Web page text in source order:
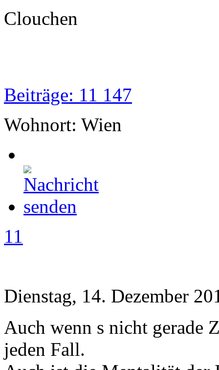
Clouchen
Beiträge: 11 147
Wohnort: Wien
11
Dienstag, 14. Dezember
Auch wenn s nicht gerade
jeden Fall.